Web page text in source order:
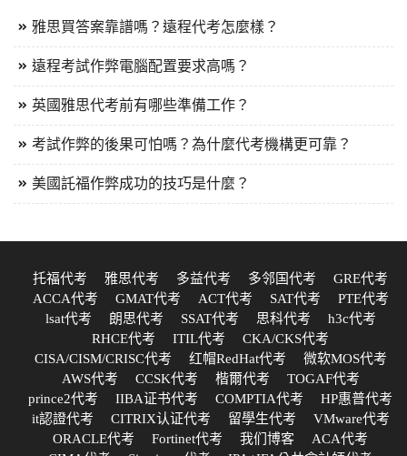
雅思買答案靠譜嗎？遠程代考怎麼樣？
遠程考試作弊電腦配置要求高嗎？
英國雅思代考前有哪些準備工作？
考試作弊的後果可怕嗎？為什麼代考機構更可靠？
美國託福作弊成功的技巧是什麼？
托福代考 雅思代考 多益代考 多邻国代考
GRE代考
ACCA代考
GMAT代考 ACT代考 SAT代考
PTE代考
lsat代考
朗思代考 SSAT代考 思科代考
h3c代考
RHCE代考
ITIL代考
CKA/CKS代考
CISA/CISM/CRISC代考
红帽RedHat代考
微软MOS代考
AWS代考
CCSK代考 楷爾代考
TOGAF代考
prince2代考
IIBA证书代考 COMPTIA代考
HP惠普代考
it認證代考
CITRIX认证代考 留學生代考
VMware代考
ORACLE代考
Fortinet代考 我们博客
ACA代考